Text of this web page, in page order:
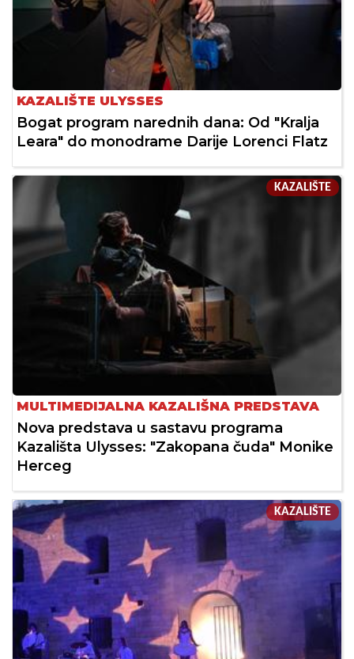
KAZALIŠTE ULYSSES
Bogat program narednih dana: Od "Kralja
Leara" do monodrame Darije Lorenci Flatz
KAZALIŠTE
MULTIMEDIJALNA KAZALIŠNA PREDSTAVA
Nova predstava u sastavu programa
Kazališta Ulysses: "Zakopana čuda" Monike
Herceg
KAZALIŠTE